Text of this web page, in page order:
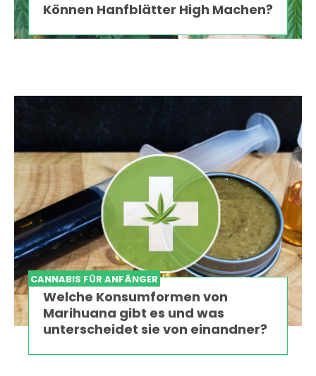
Können Hanfblätter High Machen?
CANNABIS FÜR ANFÄNGER
Welche Konsumformen von
Marihuana gibt es und was
unterscheidet sie von einandner?